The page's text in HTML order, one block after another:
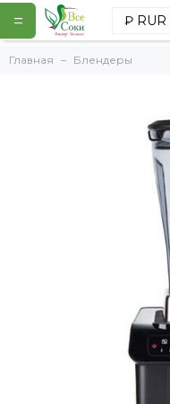
=
Главная Блендеры